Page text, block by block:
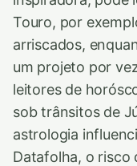
Touro, por
arriscados,
um projeto por
leitores de
sob trânsitos de
astrologia
Datafolha, o risco